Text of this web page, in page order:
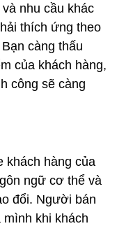
nhu cầu khác
thích ứng theo
càng thấu
của khách hàng,
công sẽ càng
khách hàng của
ngữ cơ thể và
đổi. Người bán
mình khi khách